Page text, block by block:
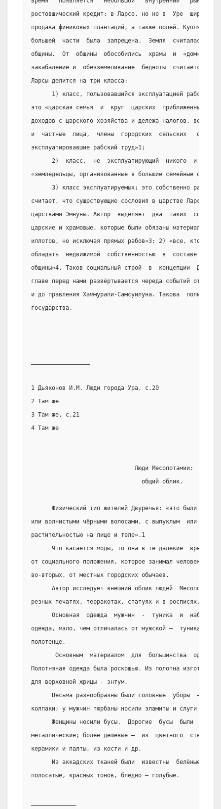
ростовщический кредит; в Ларсе, но не в  Уре  широко
продажа финиковых плантаций, а также полей. Купля
большей  части  была  запрещена.  Земля  считалась
общины.  От  общины  обособились  храмы  и  «дом»
закабаление и  обезземеливание  бедноты  считается
Ларсы делится на три класса:
1) класс, пользовавшийся эксплуатацией рабского
это «царская семья  и  круг  царских  приближенных,
доходов с царского хозяйства и дележа налогов,
и  частные  лица,  члены  городских  сельских
эксплуатировавшие рабский труд»1;
2)  класс,  не  эксплуатирующий  никого  и  не
«земледельцы, организованные в большие семейные
3) класс эксплуатируемых; это собственно рабы и
считает, что существующие сословия в царстве Ларсы
царствами Эмнуны. Автор  выделяет  два  таких
царские и храмовые, которые были обязаны
иллотов, но исключая прямых рабов»3; 2) «все, кто
обладать  недвижимой  собственностью  в  составе
общины»4. Таков социальный строй  в  концепции
главе перед нами развёртывается череда событий от
и до правления Хаммурапи-Самсуилуна. Такова
государства.
1 Дьяконов И.М. Люди города Ура, с.20
2 Там же
3 Там же, с.21
4 Там же
                              Люди Месопотамии:
                                общий облик.
Физический тип жителей Двуречья: «это были
или волнистыми чёрными волосами, с выпуклым  или
растительностью на лице и теле».1
Что касается моды, то она в те далекие  времена
от социального положения, которое занимал человек,
во-вторых, от местных городских обычаев.
Автор исследует внешний облик людей  Месопотамии
резных печатях, терракотах, статуях и в росписях.
Основная  одежда  мужчин  -  туника  и
одежда, мало, чем отличалась от мужской –  туника  и
полотенце.
Основным  материалом  для  большинства  одежд
Полотняная одежда была роскошью. Из полотна
для верховной жрицы - энтум.
Весьма разнообразны были головные  уборы  –
колпаки; у мужчин тюрбаны носили эламиты и слуги
Женщины носили бусы.  Дорогие  бусы  были
металлические; более дешёвые –  из  цветного
керамики и палты, из кости и др.
Из аккадских тканей были  известны  белёные,
полосатые, красных тонов, бледно – голубые.